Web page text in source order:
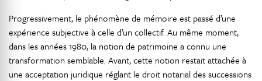
Progressivement, le phénomène de mémoire est passé d’une
expérience subjective à celle d’un collectif. Au même moment,
dans les années 1980, la notion de patrimoine a connu une
transformation semblable. Avant, cette notion restait attachée à
une acceptation juridique réglant le droit notarial des successions